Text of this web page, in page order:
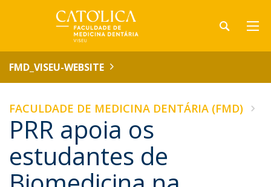
FMD_VISEU-WEBSITE
FACULDADE DE MEDICINA DENTÁRIA (FMD)
PRR apoia os
estudantes de